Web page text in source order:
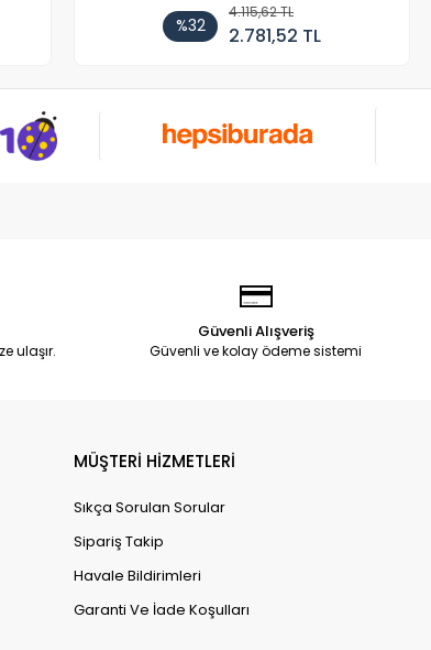
%32
4.115,62 TL
2.781,52 TL
ulaşır.
Güvenli Alışveriş
Güvenli ve kolay ödeme sistemi
MÜŞTERİ HİZMETLERİ
Sıkça Sorulan Sorular
Sipariş Takip
Havale Bildirimleri
Garanti Ve İade Koşulları